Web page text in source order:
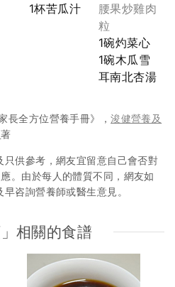
1杯苦瓜汁
腰果炒雞肉
粒
1碗灼菜心
1碗木瓜雪
耳南北杏湯
長全方位營養手冊》，浚健營養及
著
供參考，網友宜留意自己會否對
。由於每人的體質不同，網友如
咨詢營養師或醫生意見。
相關的食譜